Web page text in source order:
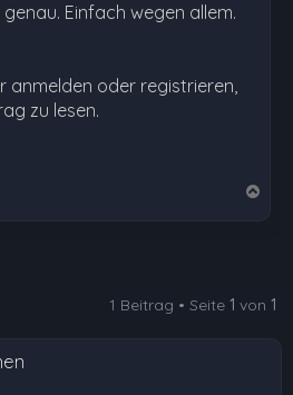
Einfach wegen allem.
anmelden oder registrieren,
zu lesen.
b
1 Beitrag • Seite 1 von 1